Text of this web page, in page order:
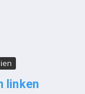
linken